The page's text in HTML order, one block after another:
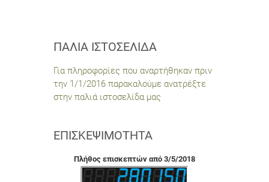
ΠΑΛΙΆ ΙΣΤΟΣΕΛΊΔΑ
Για πληροφορίες που αναρτήθηκαν πριν
την 1/1/2016 παρακαλούμε ανατρέξτε
στην παλιά ιστοσελίδα μας
ΕΠΙΣΚΕΨΙΜΌΤΗΤΑ
Πλήθος επισκεπτών από 3/5/2018